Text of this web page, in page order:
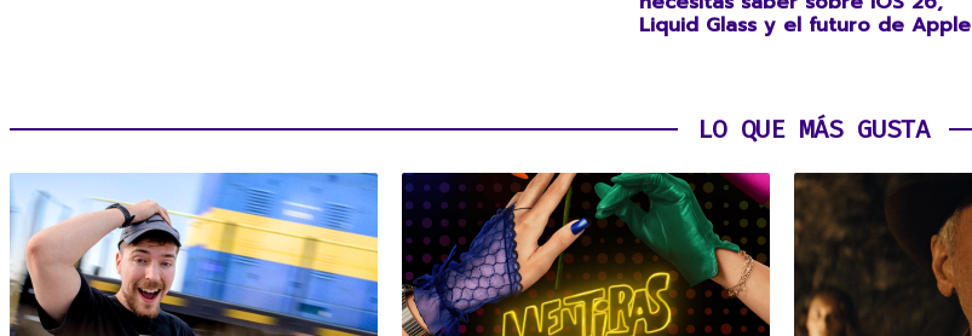
Liquid Glass y el futuro de Apple
LO QUE MÁS GUSTA